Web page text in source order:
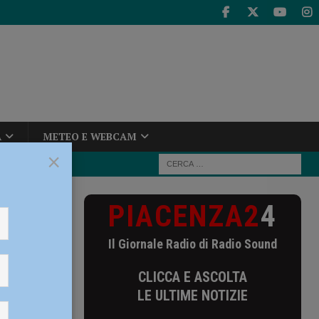
METEO E WEBCAM
milioni di
PIACENZA24
Il Giornale Radio di Radio Sound
CLICCA E ASCOLTA
LE ULTIME NOTIZIE
×